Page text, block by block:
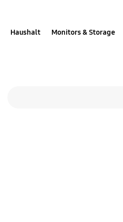
Haushalt Monitors & Storage